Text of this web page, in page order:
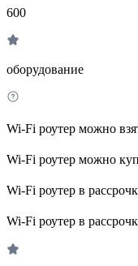
600
оборудование
Wi-Fi роутер можно
Wi-Fi роутер можно
Wi-Fi роутер в
Wi-Fi роутер в